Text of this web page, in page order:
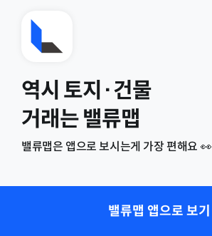
역시 토지·건물
거래는 밸류맵
밸류맵은 앱으로 보시는게 가장 편해요 👀
밸류맵 앱으로 보기